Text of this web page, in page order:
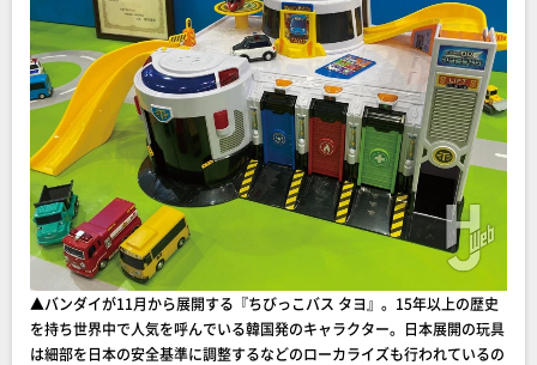
▲バンダイが11月から展開する『ちびっこバス タヨ』。15年以上の歴史
を持ち世界中で人気を呼んでいる韓国発のキャラクター。日本展開の玩具
は細部を日本の安全基準に調整するなどのローカライズも行われているの